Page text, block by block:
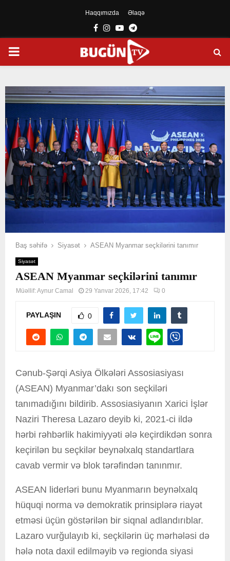
Haqqımızda Əlaqə
Facebook
Instagram
YoutubeTelegram
PRIMARY
Baş səhifə Siyasət ASEAN Myanmar seçkilərini tanımır
Siyasət
ASEAN Myanmar seçkilərini tanımır
Müəllif:Aynur Camal 29 Yanvar 2026, 17:42 0
PAYLAŞIN 0
Cənub-Şərqi Asiya Ölkələri Assosiasiyası
(ASEAN) Myanmar’dakı son seçkiləri
tanımadığını bildirib. Assosiasiyanın Xarici İşlər
Naziri Theresa Lazaro deyib ki, 2021-ci ildə
hərbi rəhbərlik hakimiyyəti ələ keçirdikdən sonra
keçirilən bu seçkilər beynəlxalq standartlara
cavab vermir və blok tərəfindən tanınmır.
ASEAN liderləri bunu Myanmarın beynəlxalq
hüquqi norma və demokratik prinsiplərə riayət
etməsi üçün göstərilən bir siqnal adlandırıblar.
Lazaro vurğulayıb ki, seçkilərin üç mərhələsi də
hələ nota daxil edilməyib və regionda siyasi